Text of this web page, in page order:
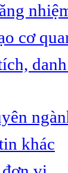
cơ
khác